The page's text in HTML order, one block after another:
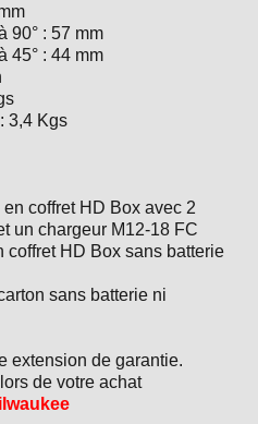
90° : 57 mm
45° : 44 mm
3,4 Kgs
en coffret HD Box avec 2
un chargeur M12-18 FC
coffret HD Box sans batterie
sans batterie ni
extension de garantie.
de votre achat